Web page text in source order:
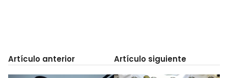
Artículo anterior Artículo siguiente